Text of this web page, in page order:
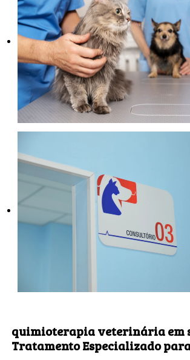
quimioterapia veterinária em
Tratamento Especializado